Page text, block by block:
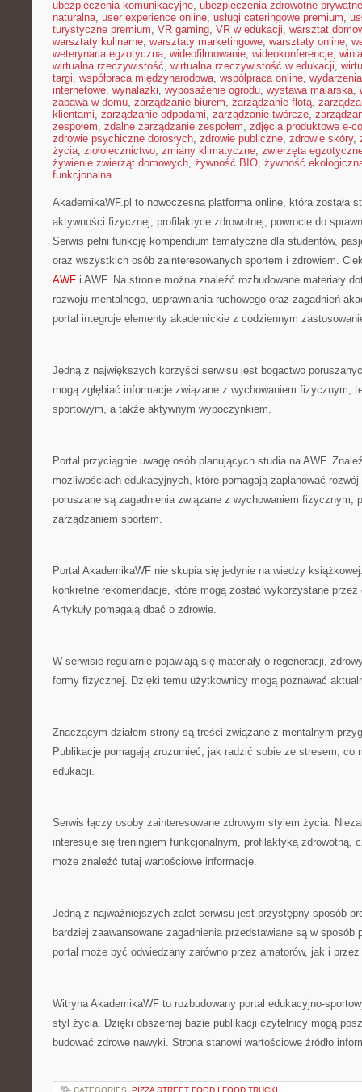
ubezpieczenia komunikacyjne, ubezpieczenia zdrowotne prywatne
naturalna, user experience online, usługi cateringowe premium,
turystyczne premium, VR gaming, VR w edukacji, warsztat
warsztaty kulinarne, warsztaty marketingowe, warsztaty online,
weterynaria egzotyczna, wideofilmowanie, wideokonferencje,
wirtualna rzeczywistość, wirtualna rzeczywistość w edukacji,
targi, współpraca międzynarodowa, współpraca online,
internetowe, wynalazki, wyposażenie ogrodu, wystawa malarska,
zabawa w domu, zarządzanie biurem, zarządzanie flotą,
klientami, zarządzanie odpadami, zarządzanie twórcze,
zespołem, zdalne zarządzanie zespołem, zdjęcia produktowe e-
zdrowie psychiczne dorosłych, zdrowie publiczne, zdrowie skóry,
życia, ziołolecznictwo, zmiany klimatyczne, zwierzęta
żywienie zwierząt domowych, żywność BIO, żywność
funkcjonalna
AkademikaWF.pl to nowoczesna platforma online, która została
aktywności fizycznej, profilaktyce zdrowotnej, powrocie do
Serwis pełni funkcję kompendium tematyczne dla studentów,
oraz wszystkich osób zainteresowanych sportem i zdrowiem.
AWF i AWF. Na stronie można znaleźć rozbudowane materiały
rozwoju mentalnego, usprawniania ruchowego oraz zagadnień
portal integruje elementy akademickie z codziennym
Jedną z największych korzyści serwisu jest bogactwo
mogą zgłębiać informacje związane z wychowaniem fizycznym,
sportowym, a także aktywnym wypoczynkiem.
Portal przyciągnie uwagę osób planujących studia na AWF.
możliwościach edukacyjnych, które pomagają zaplanować
poruszane są zagadnienia związane z wychowaniem fizycznym,
zarządzaniem sportem.
Portal AkademikaWF nie skupia się jedynie na wiedzy
konkretne rekomendacje, które mogą zostać wykorzystane
Artykuły pomagają dbać o zdrowie.
W serwisie regularnie pojawiają się materiały o regeneracji,
formy fizycznej. Dzięki temu użytkownicy mogą poznawać
Znaczącym działem strony są treści związane z mentalnym
Publikacje pomagają zrozumieć, jak radzić sobie ze stresem, co
edukacji.
Serwis łączy osoby zainteresowane zdrowym stylem życia.
interesuje się treningiem funkcjonalnym, profilaktyką zdrowotną,
może znaleźć tutaj wartościowe informacje.
Jedną z najważniejszych zalet serwisu jest przystępny sposób
bardziej zaawansowane zagadnienia przedstawiane są w
portal może być odwiedzany zarówno przez amatorów, jak i
Witryna AkademikaWF to rozbudowany portal edukacyjno-
styl życia. Dzięki obszernej bazie publikacji czytelnicy mogą
budować zdrowe nawyki. Strona stanowi wartościowe źródło
CATEGORIES: PIZZA STREET FOOD I FOOD TRUCKI